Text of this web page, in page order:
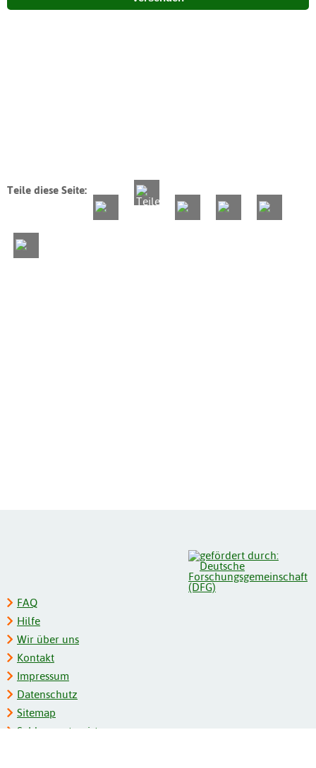
Teile diese Seite:
FAQ
Hilfe
Wir über uns
Kontakt
Impressum
Datenschutz
Sitemap
Schlagwortregister